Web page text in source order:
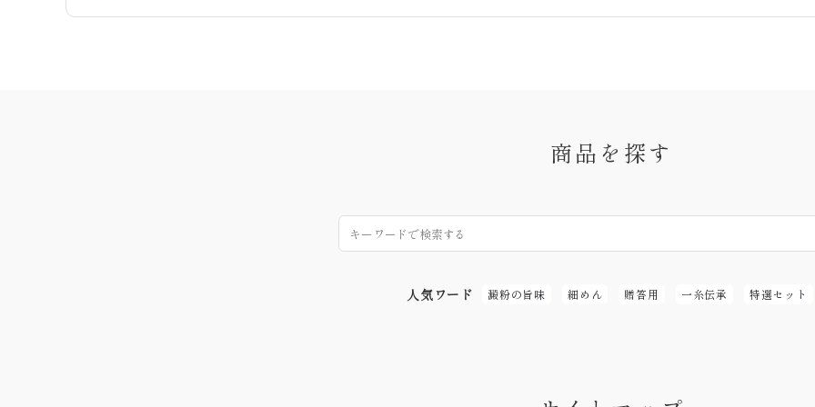
商品を探す
人気ワード 澱粉の旨味 細めん 贈答用 一糸伝承 特選セット